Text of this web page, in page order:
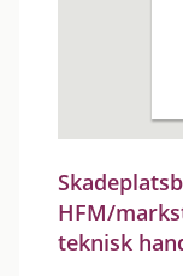
HFM/
teknisk